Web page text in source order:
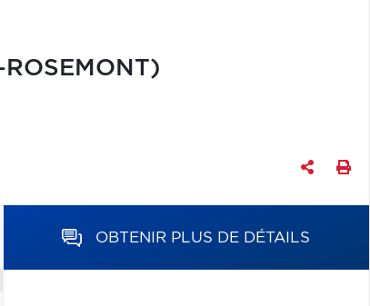
OBTENIR PLUS DE DÉTAILS